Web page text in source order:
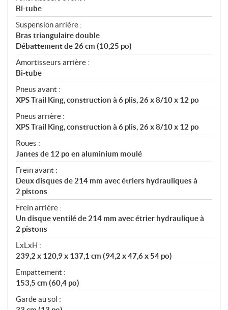
Bi-tube
Suspension arrière :
Bras triangulaire double
Débattement de 26 cm (10,25 po)
Amortisseurs arrière :
Bi-tube
Pneus avant :
XPS Trail King, construction à 6 plis, 26 x 8/10 x 12 po
Pneus arrière :
XPS Trail King, construction à 6 plis, 26 x 8/10 x 12 po
Roues :
Jantes de 12 po en aluminium moulé
Frein avant :
Deux disques de 214 mm avec étriers hydrauliques à
2 pistons
Frein arrière :
Un disque ventilé de 214 mm avec étrier hydraulique à
2 pistons
LxLxH :
239,2 x 120,9 x 137,1 cm (94,2 x 47,6 x 54 po)
Empattement :
153,5 cm (60,4 po)
Garde au sol :